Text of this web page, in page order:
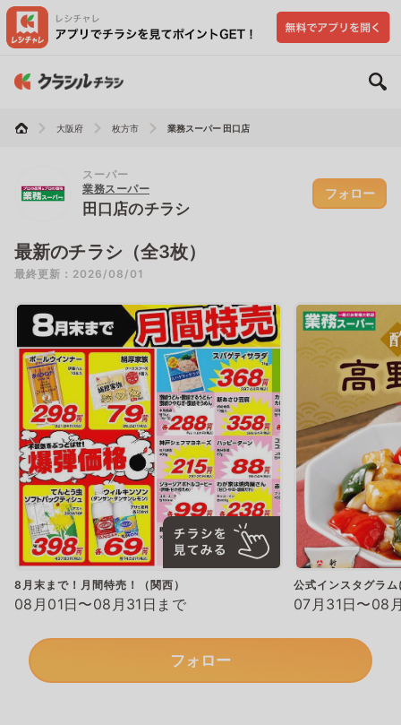
大阪府 枚方市 業務スーパー 田口店
スーパー
業務スーパー
田口店のチラシ
フォロー
最新のチラシ（全3枚）
最終更新：2026/08/01
8月末まで！月間特売！（関西）
08月01日〜08月31日まで
公式インスタグラ
07月31日〜08
フォロー